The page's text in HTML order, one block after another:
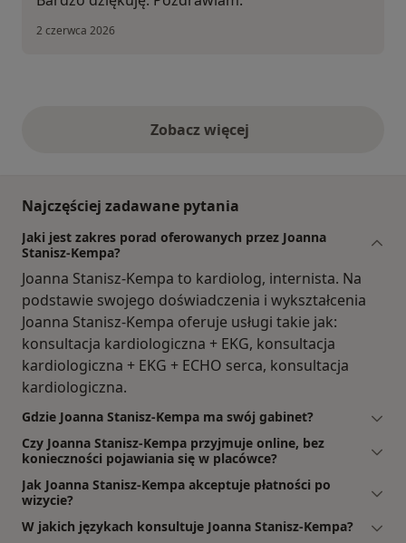
2 czerwca 2026
Zobacz więcejopinie powyżej
Najczęściej zadawane pytania
Jaki jest zakres porad oferowanych przez Joanna
Stanisz-Kempa?
Joanna Stanisz-Kempa to kardiolog, internista. Na
podstawie swojego doświadczenia i wykształcenia
Joanna Stanisz-Kempa oferuje usługi takie jak:
konsultacja kardiologiczna + EKG, konsultacja
kardiologiczna + EKG + ECHO serca, konsultacja
kardiologiczna.
Gdzie Joanna Stanisz-Kempa ma swój gabinet?
Czy Joanna Stanisz-Kempa przyjmuje online, bez
konieczności pojawiania się w placówce?
Jak Joanna Stanisz-Kempa akceptuje płatności po
wizycie?
W jakich językach konsultuje Joanna Stanisz-Kempa?